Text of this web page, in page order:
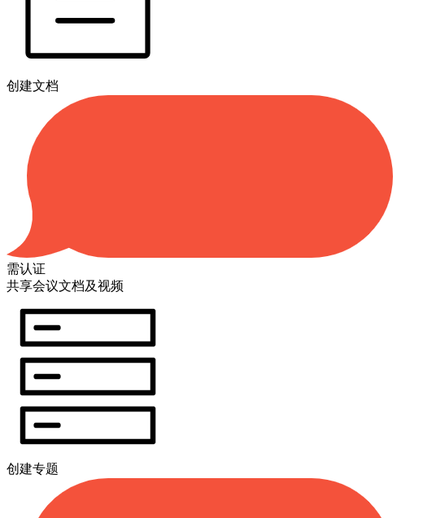
创建文档
需认证
共享会议文档及视频
创建专题